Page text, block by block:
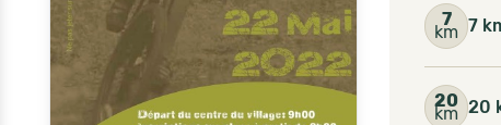
7
km 7
20
km 20